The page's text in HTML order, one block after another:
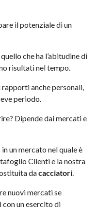
il potenziale di un
che ha l’abitudine di
risultati nel tempo.
anche personali,
periodo.
Dipende dai mercati e
un mercato nel quale è
Clienti e la nostra
dacacciatori.
nuovi mercati se
con un esercito di